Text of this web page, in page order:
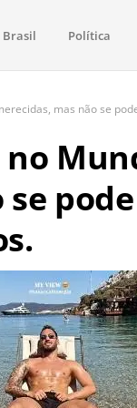
saúde,
Brasil Política
mas não se